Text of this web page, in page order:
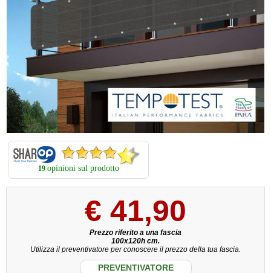
19 opinioni sul prodotto
€ 41,90
Prezzo riferito a una fascia
100x120h cm.
Utilizza il preventivatore per conoscere il prezzo della tua fascia.
PREVENTIVATORE